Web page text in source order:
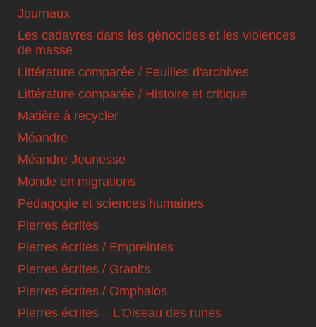
Journaux
Les cadavres dans les génocides et les violences
de masse
Littérature comparée / Feuilles d'archives
Littérature comparée / Histoire et critique
Matière à recycler
Méandre
Méandre Jeunesse
Monde en migrations
Pédagogie et sciences humaines
Pierres écrites
Pierres écrites / Empreintes
Pierres écrites / Granits
Pierres écrites / Omphalos
Pierres écrites – L'Oiseau des runes